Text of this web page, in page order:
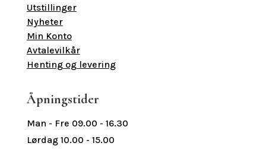
Utstillinger
Nyheter
Min Konto
Avtalevilkår
Henting og levering
Åpningstider
Man - Fre 09.00 - 16.30
Lørdag 10.00 - 15.00